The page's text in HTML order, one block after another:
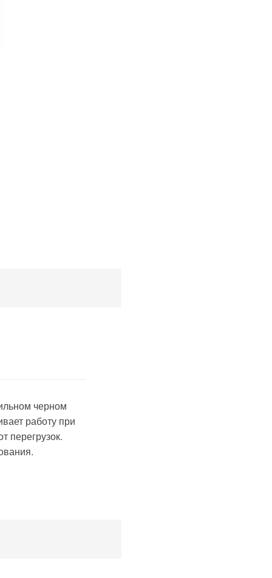
черном
работу при
перегрузок.